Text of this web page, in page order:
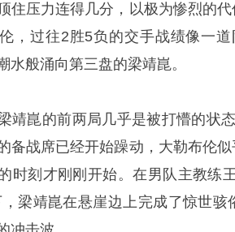
住压力连得几分，以极为惨烈的
，过往2胜5负的交手战绩像一
水般涌向第三盘的梁靖崑。
靖崑的前两局几乎是被打懵的状
备战席已经开始躁动，大勒布伦
时刻才刚刚开始。在男队主教练
，梁靖崑在悬崖边上完成了惊世